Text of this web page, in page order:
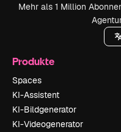
Mehr als 1 Million
Produkte
Spaces
KI-Assistent
KI-Bildgenerator
KI-Videogenerator